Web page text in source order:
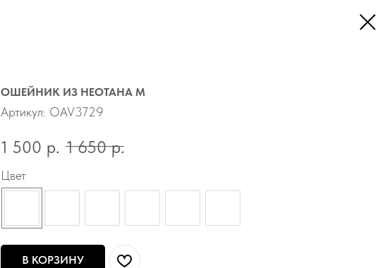
ОШЕЙНИК ИЗ НЕОТАНА M
Артикул: OAV3729
1 500 р. 1 650 р.
Цвет
В КОРЗИНУ